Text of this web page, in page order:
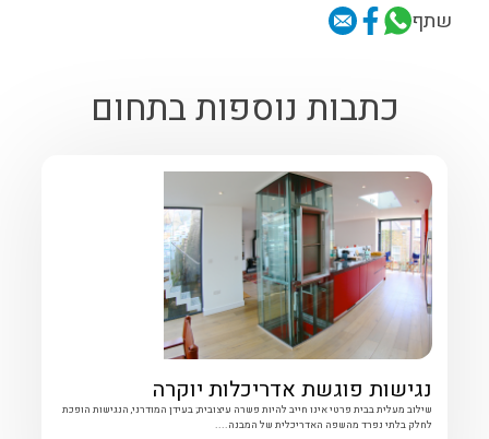
שתף
כתבות נוספות בתחום
נגישות פוגשת אדריכלות יוקרה
שילוב מעלית בבית פרטי אינו חייב להיות פשרה עיצובית; בעידן המודרני, הנגישות הופכת
לחלק בלתי נפרד מהשפה האדריכלית של המבנה....